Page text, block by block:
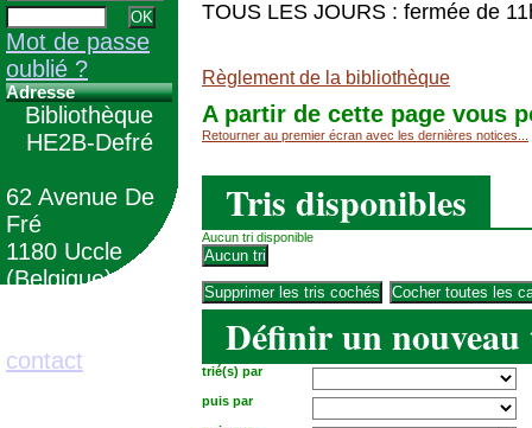
TOUS LES JOURS : fermée de
Règlement de la bibliothèque
A partir de cette page vous
Retourner au premier écran avec les dernières notices...
Tris disponibles
Aucun tri disponible
Définir un
trié(s) par
puis par
Mot de passe
oublié ?
Adresse
Bibliothèque
HE2B-Defré
62 Avenue De
Fré
1180 Uccle
(Belgique)
contact